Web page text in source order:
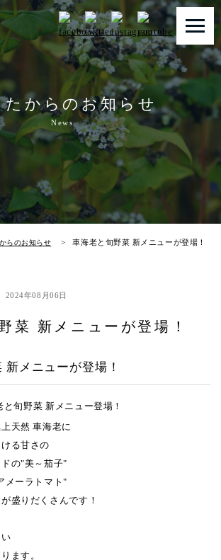
たからのお知らせ
News
らのお知らせ 車海老と旬野菜 新メニューが登場！
トップページ
みよたとは
みよたのこだわり
畑だより
メニュー
アクセス
2024年08月06日
菜 新メニューが登場！
メニューが登場！
と旬野菜 新メニュー登場！
天然 車海老に
る甘さの
の"美～茄子"
メーラトマト"
盛りだくさんです！
ます。